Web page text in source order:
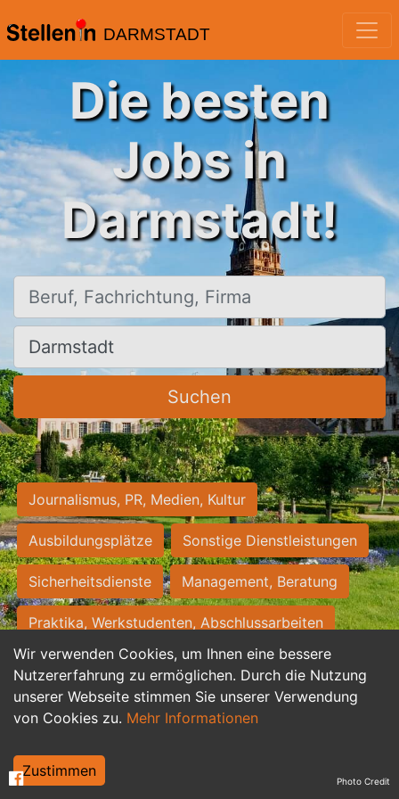
DARMSTADT
Wir verwenden Cookies, um Ihnen eine bessere
Nutzererfahrung zu ermöglichen. Durch die Nutzung
unserer Webseite stimmen Sie unserer Verwendung
von Cookies zu. Mehr Informationen
Zustimmen
Die besten
Jobs in
Darmstadt!
Beruf, Fachrichtung, Firma
Ort, Stadt
Suchen
Journalismus, PR, Medien, Kultur
Ausbildungsplätze Sonstige Dienstleistungen
Sicherheitsdienste Management, Beratung
Praktika, Werkstudenten, Abschlussarbeiten
Personalwesen Assistenz, Sekretariat
Hilfskräfte, Aushilfs- und Nebenjobs
Weiterbildung, Studium, duale Ausbildung Photo Credit